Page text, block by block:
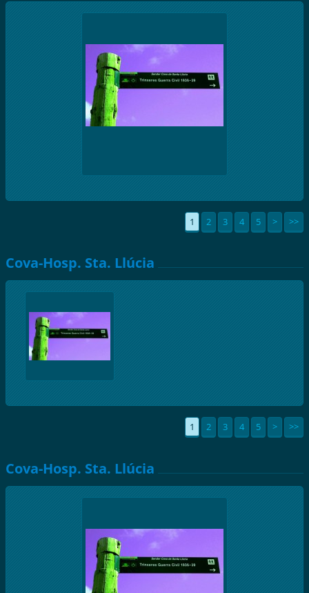
1 2 3 4 5 > >>
Cova-Hosp. Sta. Llúcia
1 2 3 4 5 > >>
Cova-Hosp. Sta. Llúcia